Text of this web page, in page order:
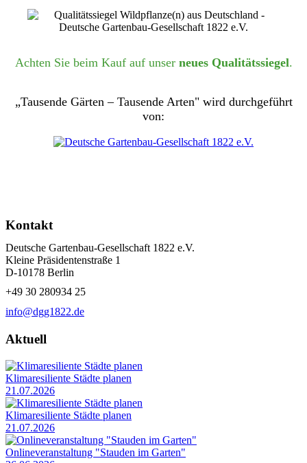
Achten Sie beim Kauf auf unser neues Qualitätssiegel.
„Tausende Gärten – Tausende Arten" wird durchgeführt
von:
Kontakt
Deutsche Gartenbau-Gesellschaft 1822 e.V.
Kleine Präsidentenstraße 1
D-10178 Berlin
+49 30 280934 25
info@dgg1822.de
Aktuell
Klimaresiliente Städte planen
21.07.2026
Klimaresiliente Städte planen
21.07.2026
Onlineveranstaltung "Stauden im Garten"